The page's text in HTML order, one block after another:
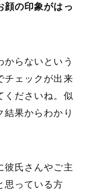
顔の印象がはっ
らないという
チェックが出来
くださいね。似
果からわかり
彼氏さんやご主
思っている方